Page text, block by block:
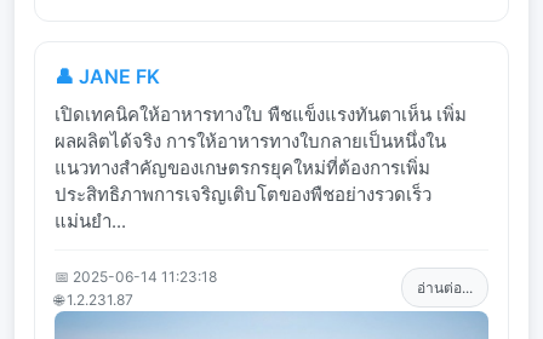
👤 JANE FK
เปิดเทคนิคให้อาหารทางใบ พืชแข็งแรงทันตาเห็น เพิ่ม
ผลผลิตได้จริง การให้อาหารทางใบกลายเป็นหนึ่งใน
แนวทางสำคัญของเกษตรกรยุคใหม่ที่ต้องการเพิ่ม
ประสิทธิภาพการเจริญเติบโตของพืชอย่างรวดเร็ว
แม่นยำ...
📅 2025-06-14 11:23:18
🌐 1.2.231.87
อ่านต่อ...